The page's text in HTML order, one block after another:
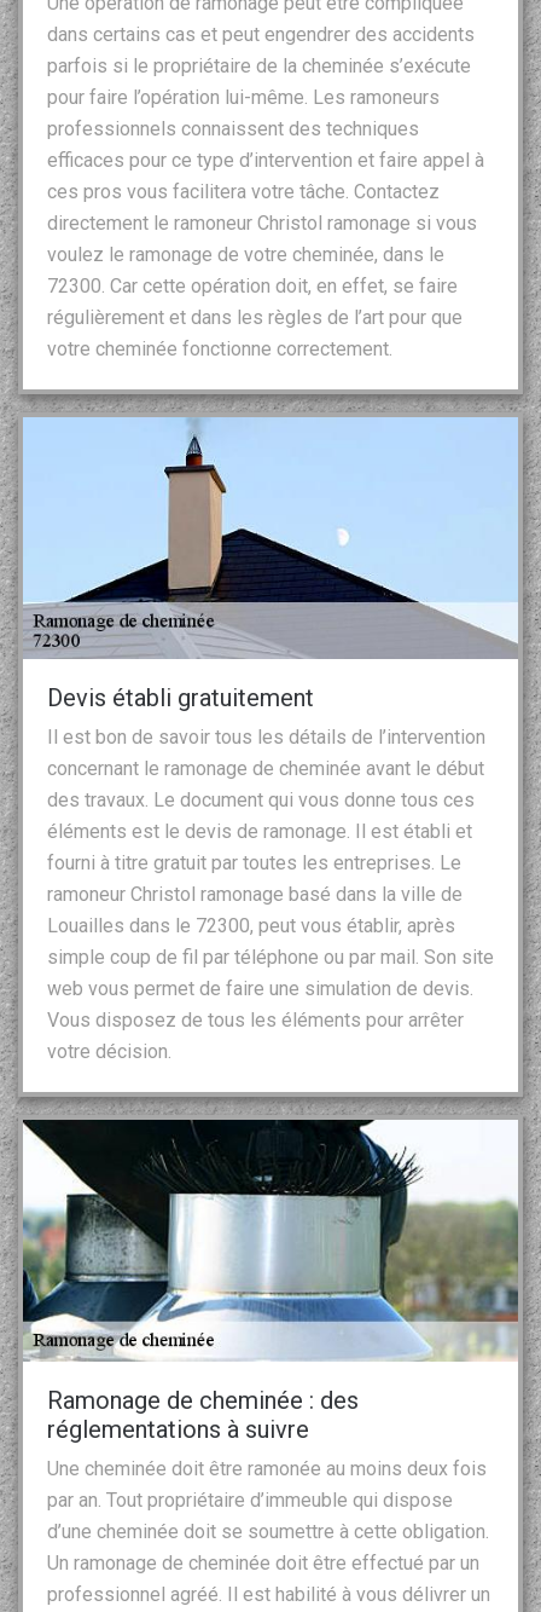
dans certains cas et peut engendrer des accidents
parfois si le propriétaire de la cheminée s’exécute
pour faire l’opération lui-même. Les ramoneurs
professionnels connaissent des techniques
efficaces pour ce type d’intervention et faire appel à
ces pros vous facilitera votre tâche. Contactez
directement le ramoneur Christol ramonage si vous
voulez le ramonage de votre cheminée, dans le
72300. Car cette opération doit, en effet, se faire
régulièrement et dans les règles de l’art pour que
votre cheminée fonctionne correctement.
Devis établi gratuitement
Il est bon de savoir tous les détails de l’intervention
concernant le ramonage de cheminée avant le début
des travaux. Le document qui vous donne tous ces
éléments est le devis de ramonage. Il est établi et
fourni à titre gratuit par toutes les entreprises. Le
ramoneur Christol ramonage basé dans la ville de
Louailles dans le 72300, peut vous établir, après
simple coup de fil par téléphone ou par mail. Son site
web vous permet de faire une simulation de devis.
Vous disposez de tous les éléments pour arrêter
votre décision.
Ramonage de cheminée : des
réglementations à suivre
Une cheminée doit être ramonée au moins deux fois
par an. Tout propriétaire d’immeuble qui dispose
d’une cheminée doit se soumettre à cette obligation.
Un ramonage de cheminée doit être effectué par un
professionnel agréé. Il est habilité à vous délivrer un